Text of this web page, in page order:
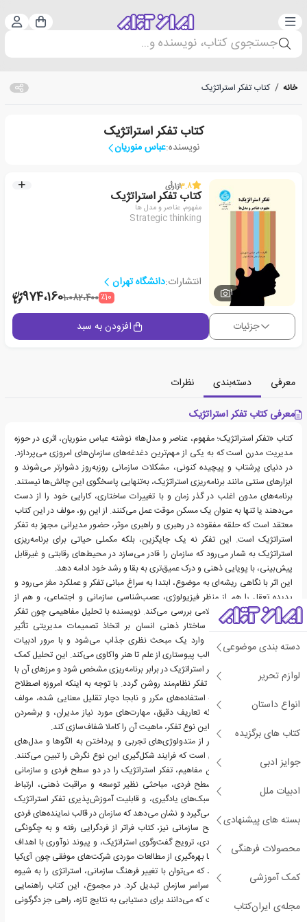
دسته‌بندی سبد
جستجوی کتاب، نویسنده و...
دسته بندی موضوعی
لوازم تحریر
انواع داستان
کتاب های برگزیده
جوایز ادبی
ادبیات ملل
بسته های پیشنهادی
محصولات فرهنگی
کمک آموزشی
مجله‌ی ایران‌کتاب
خانه / کتاب تفکر استراتژیک
کتاب تفکر استراتژیک
نویسنده:عباس منوریان
1
3.8از1رأی
کتاب تفکر استراتژیک
مفهوم، عناصر و مدل ها
Strategic thinking
انتشارات:دانشگاه تهران
٪101،082،400974،160
جزئیات افزودن به سبد
معرفی دسته‌بندی
نظرات
معرفی کتاب تفکر استراتژیک
کتاب «تفکر استراتژیک؛ مفهوم، عناصر و مدل‌ها» نوشته عباس منوریان، اثری در حوزه
مدیریت مدرن است که به یکی از مهم‌ترین دغدغه‌های سازمان‌های امروزی می‌پردازد.
در دنیای پرشتاب و پیچیده کنونی، مشکلات سازمانی روزبه‌روز دشوارتر می‌شوند و
ابزارهای سنتی مانند برنامه‌ریزی استراتژیک، به‌تنهایی پاسخگوی این چالش‌ها نیستند.
برنامه‌های مدون اغلب در گذر زمان و با تغییرات ساختاری، کارایی خود را از دست
می‌دهند یا تنها به عنوان یک مسکن موقت عمل می‌کنند. از این رو، مولف در این کتاب
معتقد است که حلقه مفقوده در رهبری و راهبری موثر، حضور مدیرانی مجهز به تفکر
استراتژیک است. این تفکر نه یک جایگزین، بلکه مکملی حیاتی برای برنامه‌ریزی
استراتژیک به شمار می‌رود که سازمان را قادر می‌سازد در محیط‌های رقابتی و غیرقابل
پیش‌بینی، با پویایی ذهنی و درک عمیق‌تری به بقا و رشد خود ادامه دهد.
این اثر با نگاهی ریشه‌ای به موضوع، ابتدا به سراغ مبانی تفکر و عملکرد مغز می‌رود و
پدیده تعقل را هم از منظر فیزیولوژی، عصب‌شناسی سازمانی و اجتماعی، و هم از
دیدگاه آیات و روایات اسلامی بررسی می‌کند. نویسنده با تحلیل مفاهیمی چون تفکر
کل‌مغزی، نشان می‌دهد ساختار ذهنی انسان بر اتخاذ تصمیمات مدیریتی تأثیر
می‌گذارد. در ادامه، کتاب وارد یک مبحث نظری جذاب می‌شود و با مرور ادبیات
مدیریت، استراتژی را در قالب پیوستاری از علم تا هنر واکاوی می‌کند. این تحلیل کمک
می‌کند تا جایگاه دقیق تفکر استراتژیک در برابر برنامه‌ریزی مشخص شود و مرزهای آن با
سایر الگوهای ذهنی نظیر تفکر نظام‌مند روشن گردد. با توجه به اینکه امروزه اصطلاح
تفکر استراتژیک به‌واسطه استفاده‌های مکرر و نابجا دچار تقلیل معنایی شده، مولف
تلاش کرده است تا با ارائه تعاریف دقیق، مهارت‌های مورد نیاز مدیران، و برشمردن
عناصر و ویژگی‌های خاص این نوع تفکر، ماهیت آن را کاملا شفاف‌سازی کند.
از دیگر مفاهیم کتاب، گذر از متدولوژی‌های تجربی و پرداختن به الگوها و مدل‌های
توصیفی مکاتب استراتژی است که فرایند شکل‌گیری این نوع نگرش را تبین می‌کنند.
مولف برای کاربردی‌تر شدن مفاهیم، تفکر استراتژیک را در دو سطح فردی و سازمانی
طبقه بندی می‌کند. در سطح فردی، مباحثی نظیر توسعه و مراقبت ذهنی، ارتباط
ویژگی‌های شخصیتی با سبک‌های یادگیری، و قابلیت آموزش‌پذیری تفکر استراتژیک
به کارکنان مورد بحث قرار می‌گیرد و نشان می‌دهد که سازمان در قالب نماینده‌های فردی
خود عمل می‌کند. در سطح سازمانی نیز، کتاب فراتر از فردگرایی رفته و به چگونگی
توسعه شایستگی‌های کلیدی، ترویج گفت‌وگوی استراتژیک، و پیوند نوآوری با اهداف
کلان می‌پردازد. نویسنده با بهره‌گیری از مطالعات موردی شرکت‌های موفقی چون آی‌کیا
(IKEA)، توضیح می دهد که می‌توان با تغییر فرهنگ سازمانی، استراتژی را به شیوه
زندگی و رفتار روزمره در سراسر سازمان تبدیل کرد. در مجموع، این کتاب راهنمایی
مناسب برای مدیرانی است که می‌دانند برای دستیابی به نتایج تازه، راهی جز دگرگونی
در الگوهای ذهنی ندارند.